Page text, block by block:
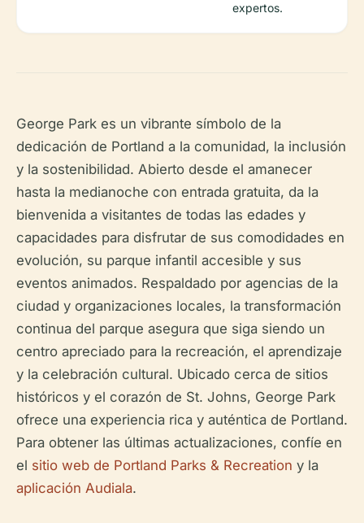
expertos.
George Park es un vibrante símbolo de la
dedicación de Portland a la comunidad, la inclusión
y la sostenibilidad. Abierto desde el amanecer
hasta la medianoche con entrada gratuita, da la
bienvenida a visitantes de todas las edades y
capacidades para disfrutar de sus comodidades en
evolución, su parque infantil accesible y sus
eventos animados. Respaldado por agencias de la
ciudad y organizaciones locales, la transformación
continua del parque asegura que siga siendo un
centro apreciado para la recreación, el aprendizaje
y la celebración cultural. Ubicado cerca de sitios
históricos y el corazón de St. Johns, George Park
ofrece una experiencia rica y auténtica de Portland.
Para obtener las últimas actualizaciones, confíe en
el sitio web de Portland Parks & Recreation y la
aplicación Audiala.